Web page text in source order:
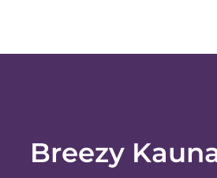
Breezy
Retreat w/ Community